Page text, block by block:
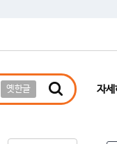
옛한글 자세